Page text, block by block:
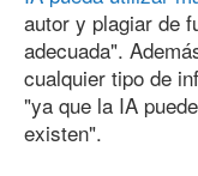
autor y plagiar de
adecuada".
cualquier tipo de
"ya que la IA
existen".